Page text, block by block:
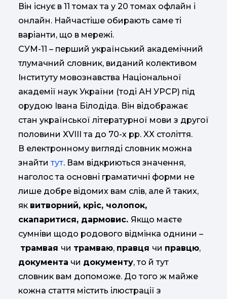
Він існує в 11 томах та у 20 томах офлайн і
онлайн. Найчастіше обирають саме ті
варіанти, що в мережі.
СУМ-11 – перший український академічний
тлумачний словник, виданий колективом
Інституту мовознавства Національної
академії наук України (тоді АН УРСР) під
орудою Івана Білодіда. Він відображає
стан української літературної мови з другої
половини XVIII та до 70-х рр. XX століття.
В електронному вигляді словник можна
знайти тут. Вам відкриються значення,
наголос та основні граматичні форми не
лише добре відомих вам слів, але й таких,
як витворний, кріс, чолопок,
скапаритися, дармовис. Якщо маєте
сумніви щодо родового відмінка однини –
трамвая чи трамваю, правця чи правцю,
документа чи документу, то й тут
словник вам допоможе. До того ж майже
кожна стаття містить ілюстрації з